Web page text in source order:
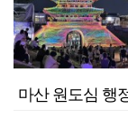
마산 원도심 행